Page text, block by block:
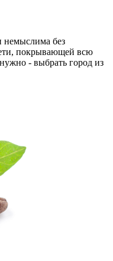
немыслима без
покрывающей всю
- выбрать город из